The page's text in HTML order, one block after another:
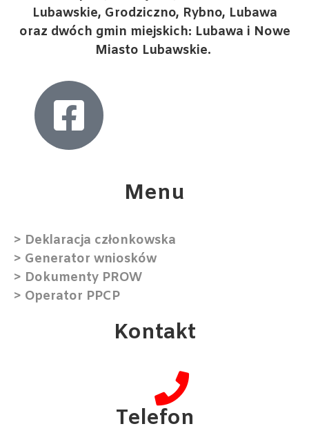
Lubawskie, Grodziczno, Rybno, Lubawa
oraz dwóch gmin miejskich: Lubawa i Nowe
Miasto Lubawskie.
Menu​
> Deklaracja członkowska
> Generator wniosków
> Dokumenty PROW
> Operator PPCP
Kontakt
Telefon